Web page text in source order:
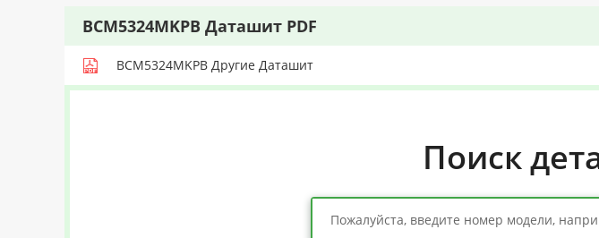
BCM5324MKPB Даташит PDF
BCM5324MKPB Другие Даташит
Поиск
Пожалуйста, введите номер модели,